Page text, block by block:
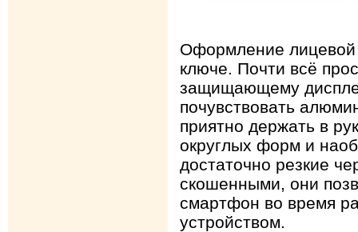
Оформление лицевой
ключе. Почти всё
защищающему
почувствовать
приятно держать в
округлых форм и
достаточно резкие
скошенными, они
смартфон во время
устройством.